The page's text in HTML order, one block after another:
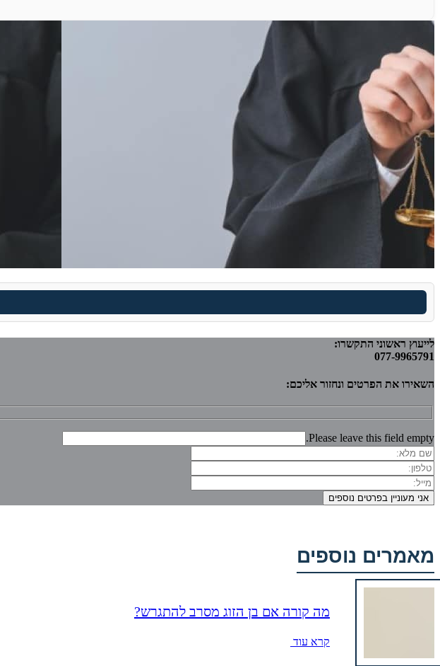
לייעוץ ראשוני התקשרו:
077-9965791
השאירו את הפרטים ונחזור אליכם:
Please leave this field empty.
מאמרים נוספים
מה קורה אם בן הזוג מסרב להתגרש?
קרא עוד